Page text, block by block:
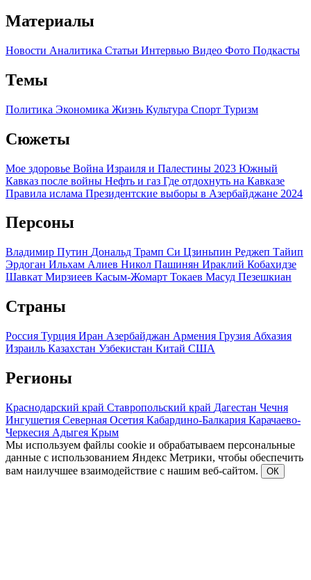
Материалы
Новости Аналитика Статьи Интервью Видео Фото Подкасты
Темы
Политика Экономика Жизнь Культура Спорт Туризм
Сюжеты
Мое здоровье Война Израиля и Палестины 2023 Южный
Кавказ после войны Нефть и газ Где отдохнуть на Кавказе
Правила ислама Президентские выборы в Азербайджане 2024
Персоны
Владимир Путин Дональд Трамп Си Цзиньпин Реджеп Тайип
Эрдоган Ильхам Алиев Никол Пашинян Ираклий Кобахидзе
Шавкат Мирзиеев Касым-Жомарт Токаев Масуд Пезешкиан
Страны
Россия Турция Иран Азербайджан Армения Грузия Абхазия
Израиль Казахстан Узбекистан Китай США
Регионы
Краснодарский край Ставропольский край Дагестан Чечня
Ингушетия Северная Осетия Кабардино-Балкария Карачаево-
Черкесия Адыгея Крым
Мы используем файлы cookie и обрабатываем персональные
данные с использованием Яндекс Метрики, чтобы обеспечить
вам наилучшее взаимодействие с нашим веб-сайтом.
ОК